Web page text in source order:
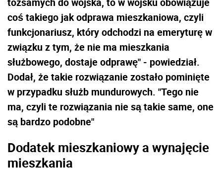
coś takiego jak odprawa mieszkaniowa, czyli
funkcjonariusz, który odchodzi na emeryturę w
związku z tym, że nie ma mieszkania
służbowego, dostaje odprawę" - powiedział.
Dodał, że takie rozwiązanie zostało pominięte
w przypadku służb mundurowych. "Tego nie
ma, czyli te rozwiązania nie są takie same, one
są bardzo podobne"
Dodatek mieszkaniowy a wynajęcie
mieszkania